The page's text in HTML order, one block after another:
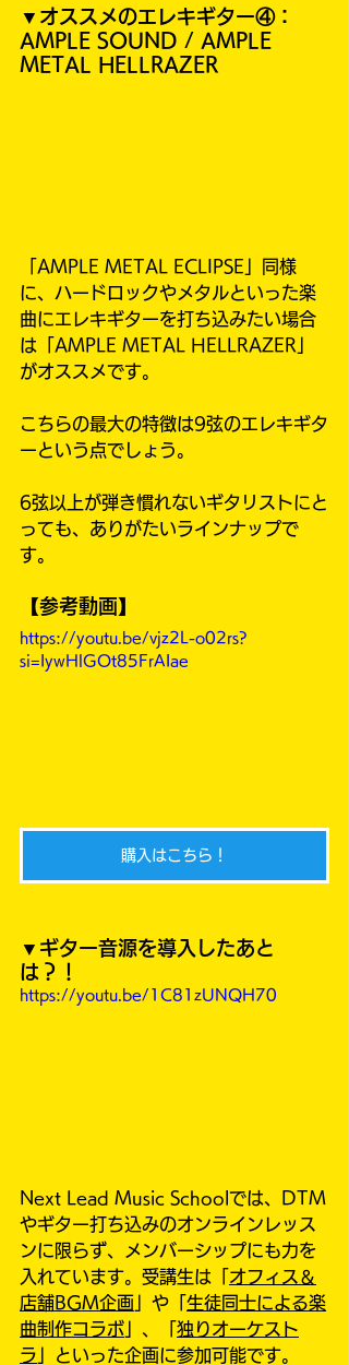
▼オススメのエレキギター④：
AMPLE SOUND / AMPLE
METAL HELLRAZER
「AMPLE METAL ECLIPSE」同様
に、ハードロックやメタルといった楽
曲にエレキギターを打ち込みたい場合
は「AMPLE METAL HELLRAZER」
がオススメです。
こちらの最大の特徴は9弦のエレキギタ
ーという点でしょう。
6弦以上が弾き慣れないギタリストにと
っても、ありがたいラインナップで
す。
【参考動画】
https://youtu.be/vjz2L-o02rs?
si=IywHlGOt85FrAIae
購入はこちら！
▼ギター音源を導入したあと
は？！
https://youtu.be/1C81zUNQH70
Next Lead Music Schoolでは、DTM
やギター打ち込みのオンラインレッス
ンに限らず、メンバーシップにも力を
入れています。受講生は「 オフィス＆
店舗BGM企画 」や「 生徒同士による楽
曲制作コラボ 」、「 独りオーケスト
ラ 」といった企画に参加可能です。